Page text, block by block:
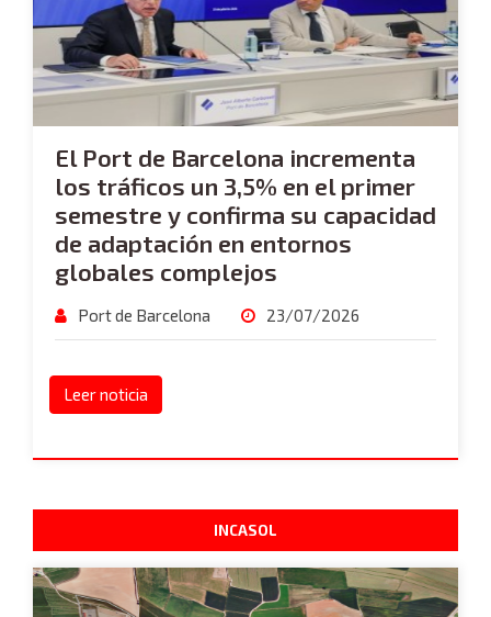
El Port de Barcelona incrementa
los tráficos un 3,5% en el primer
semestre y confirma su capacidad
de adaptación en entornos
globales complejos
Port de Barcelona 23/07/2026
Leer noticia
INCASOL